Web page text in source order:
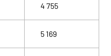
4 755
5 169